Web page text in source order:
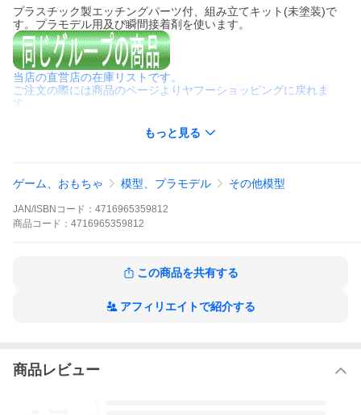
プラスチック製エッチングパーツ付、組み立てキット(未塗装)で
す。プラモデル用及び瞬間接着剤を使います。
当店の直営店の在庫リストです。
ご注文の際には商品のページよりヤフーショッピングに戻れま
す。
もっと見る
ゲーム、おもちゃ 模型、プラモデル その他模型
JAN/ISBNコード： 4716965359812
商品 コード： 4716965359812
この商品を共有する
アフィリエイトで紹介する
商品レビュー